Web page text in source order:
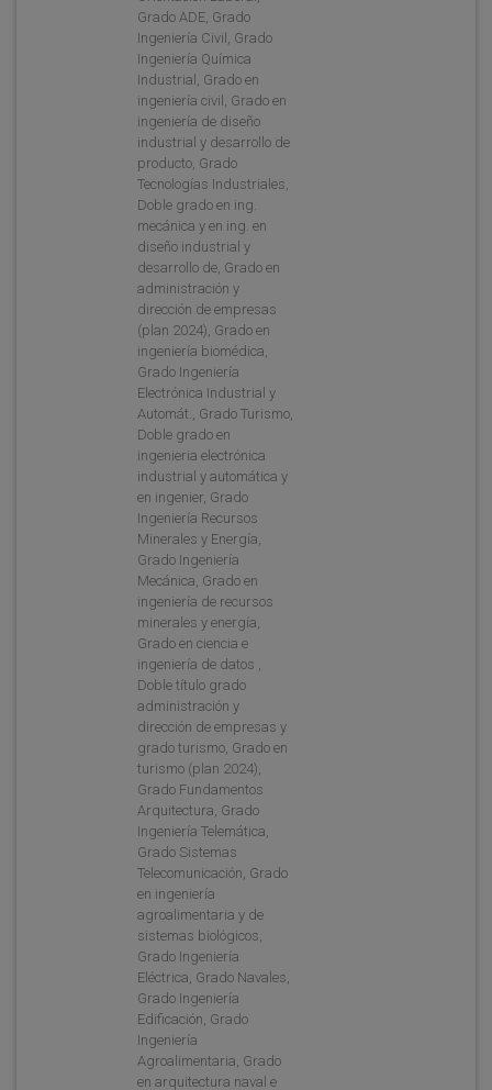
Grado ADE, Grado
Ingeniería Civil, Grado
Ingeniería Química
Industrial, Grado en
ingeniería civil, Grado en
ingeniería de diseño
industrial y desarrollo de
producto, Grado
Tecnologías Industriales,
Doble grado en ing.
mecánica y en ing. en
diseño industrial y
desarrollo de, Grado en
administración y
dirección de empresas
(plan 2024), Grado en
ingeniería biomédica,
Grado Ingeniería
Electrónica Industrial y
Automát., Grado Turismo,
Doble grado en
ingenieria electrónica
industrial y automática y
en ingenier, Grado
Ingeniería Recursos
Minerales y Energía,
Grado Ingeniería
Mecánica, Grado en
ingeniería de recursos
minerales y energía,
Grado en ciencia e
ingeniería de datos ,
Doble título grado
administración y
dirección de empresas y
grado turismo, Grado en
turismo (plan 2024),
Grado Fundamentos
Arquitectura, Grado
Ingeniería Telemática,
Grado Sistemas
Telecomunicación, Grado
en ingeniería
agroalimentaria y de
sistemas biológicos,
Grado Ingeniería
Eléctrica, Grado Navales,
Grado Ingeniería
Edificación, Grado
Ingeniería
Agroalimentaria, Grado
en arquitectura naval e